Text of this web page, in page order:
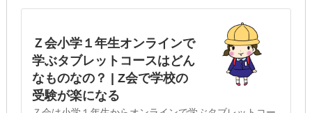
Ｚ会小学１年生オンラインで
学ぶタブレットコースはどん
なものなの？ | Z会で学校の
受験が楽になる